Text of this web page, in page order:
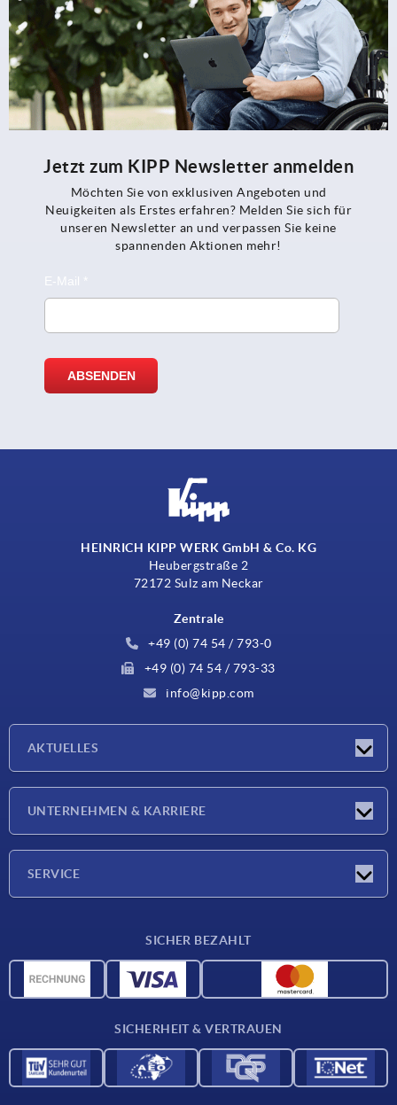
Jetzt zum KIPP Newsletter anmelden
Möchten Sie von exklusiven Angeboten und
Neuigkeiten als Erstes erfahren? Melden Sie sich für
unseren Newsletter an und verpassen Sie keine
spannenden Aktionen mehr!
HEINRICH KIPP WERK GmbH & Co. KG
Heubergstraße 2
72172 Sulz am Neckar
Zentrale
+49 (0) 74 54 / 793-0
+49 (0) 74 54 / 793-33
info@kipp.com
AKTUELLES
Presseberichte
UNTERNEHMEN & KARRIERE
SERVICE
Werkstoffübersicht
SICHER BEZAHLT
SICHERHEIT & VERTRAUEN